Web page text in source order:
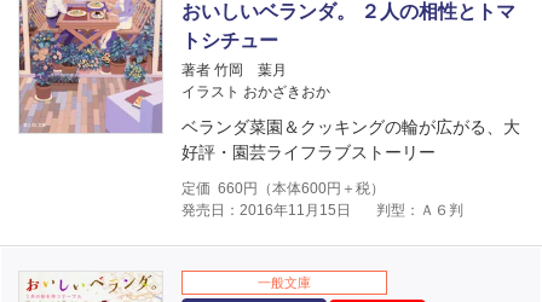
おいしいベランダ。 ２人の相性とトマ
トシチュー
著者 竹岡 葉月
イラスト おかざきおか
ベランダ菜園＆クッキングの輪が広がる、大
好評・園芸ライフラブストーリー
定価 660円（本体600円＋税）
発売日：2016年11月15日
判型：Ａ６判
一般文庫